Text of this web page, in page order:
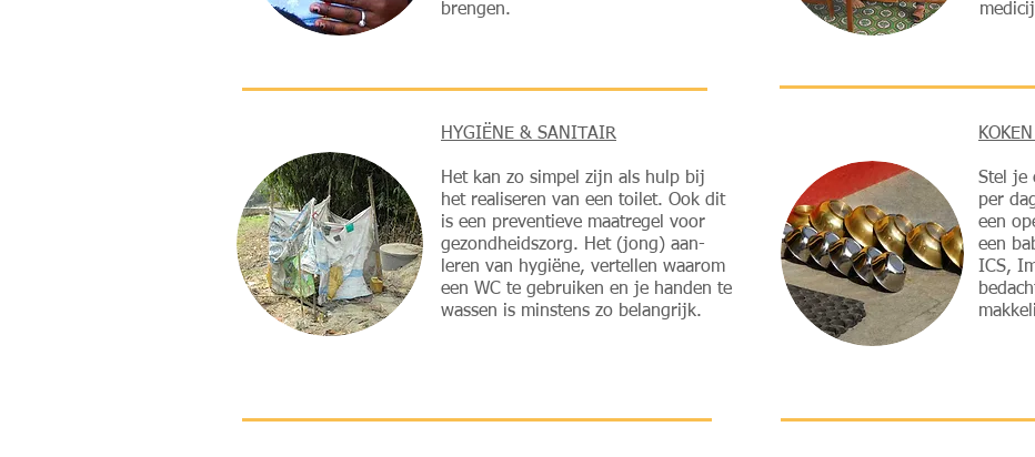
brengen.
HYGIËNE & SANITAIR
Het kan zo simpel zijn als hulp bij
het realiseren van een toilet. Ook dit
is een preventieve maatregel voor
gezondheidszorg. Het (jong) aan-
leren van hygiëne, vertellen waarom
een WC te gebruiken en je handen te
wassen is minstens zo belangrijk.
Stel je
per
een
een
ICS,